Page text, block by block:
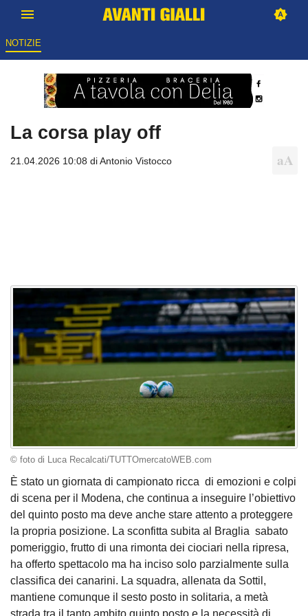
NOTIZIE
La corsa play off
21.04.2026 10:08 diAntonio Vistocco
© foto di Luca Recalcati/TUTTOmercatoWEB.com
È stato un giornata di campionato ricca di emozioni e colpi
di scena per il Modena, che continua a inseguire l’obiettivo
del quinto posto ma deve anche stare attento a proteggere
la propria posizione. La sconfitta subita al Braglia sabato
pomeriggio, frutto di una rimonta dei ciociari nella ripresa,
ha offerto spettacolo ma ha inciso solo parzialmente sulla
classifica dei canarini. La squadra, allenata da Sottil,
mantiene comunque il sesto posto in solitaria, a metà
strada tra il tanto ambito quinto posto e la necessità di